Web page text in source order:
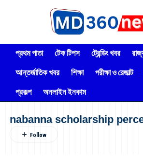
প্রথম পাতা টেক টিপস ট্রেন্ডিং খবর
আন্তর্জাতিক খবর
শিক্ষা পরীক্ষা ও রেজাল্ট
প্রকল্প
অনলাইন ইনকাম
nabanna scholarship